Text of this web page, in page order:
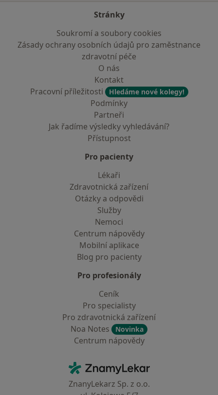
Stránky
Soukromí a soubory cookies
Zásady ochrany osobních údajů pro zaměstnance
zdravotní péče
O nás
Kontakt
Pracovní příležitosti
Hledáme nové kolegy!
Podmínky
Partneři
Jak řadíme výsledky vyhledávání?
Přístupnost
Pro pacienty
Lékaři
Zdravotnická zařízení
Otázky a odpovědi
Služby
Nemoci
Centrum nápovědy
Mobilní aplikace
Blog pro pacienty
Pro profesionály
Ceník
Pro specialisty
Pro zdravotnická zařízení
Noa Notes
Novinka
Centrum nápovědy
ZnamyLekar - Hlavní stránka
ZnanyLekarz Sp. z o.o.